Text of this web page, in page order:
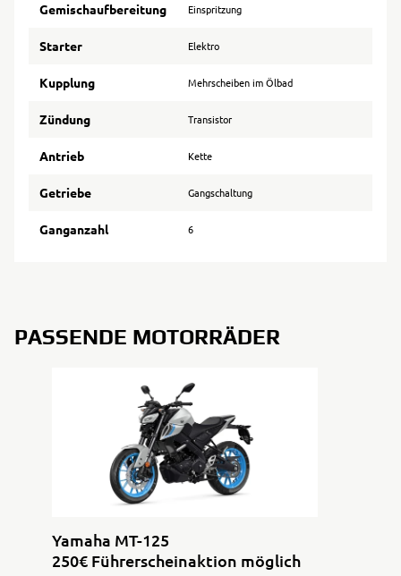
Gemischaufbereitung Einspritzung
Starter Elektro
Kupplung Mehrscheiben im Ölbad
Zündung Transistor
Antrieb Kette
Getriebe Gangschaltung
Ganganzahl 6
PASSENDE MOTORRÄDER
Yamaha MT-125
250€ Führerscheinaktion möglich